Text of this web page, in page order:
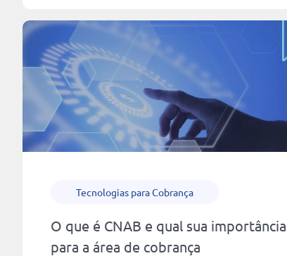
8 min
Tecnologias para Cobrança
O que é CNAB e qual sua importância
para a área de cobrança